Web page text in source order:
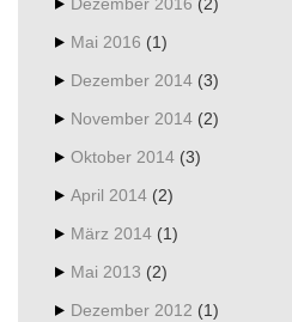
Mai 2016 (1)
Dezember 2014 (3)
November 2014 (2)
Oktober 2014 (3)
April 2014 (2)
März 2014 (1)
Mai 2013 (2)
Dezember 2012 (1)